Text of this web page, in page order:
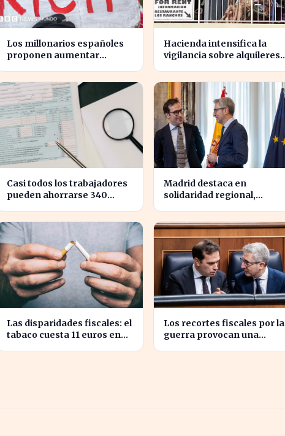
Los millonarios españoles
proponen aumentar
Hacienda intensifica la
vigilancia sobre alquileres
Casi todos los trabajadores
pueden ahorrarse 340
Madrid destaca en
solidaridad regional,
Las disparidades fiscales: el
tabaco cuesta 11 euros en
Los recortes fiscales por la
guerra provocan una